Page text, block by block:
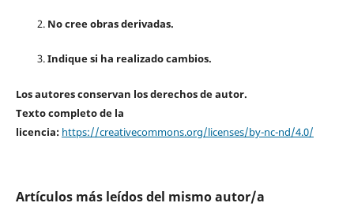
No cree obras derivadas.
Indique si ha realizado cambios.
Los autores conservan los derechos de autor.
Texto completo de la
licencia: https://creativecommons.org/licenses/by-nc-nd/4.0/
Artículos más leídos del mismo autor/a